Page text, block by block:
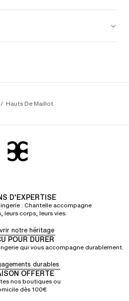
Hauts De Maillot
D'EXPERTISE
: Chantelle accompagne
leurs corps, leurs vies.
notre héritage
POUR DURER
qui vous accompagne durablement.
durables
OFFERTE
nos boutiques ou
dès 100€